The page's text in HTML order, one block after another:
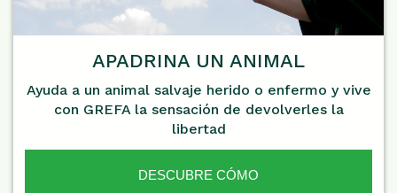
APADRINA UN ANIMAL
Ayuda a un animal salvaje herido o enfermo y vive
con GREFA la sensación de devolverles la
libertad
DESCUBRE CÓMO